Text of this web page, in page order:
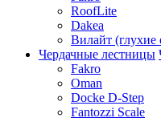
RoofLite
Dakea
Вилайт (глухие
Чердачные лестницы
Fakro
Oman
Docke D-Step
Fantozzi Scale